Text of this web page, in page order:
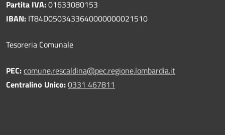
Partita IVA:01633080153
IBAN: IT84D0503433640000000021510
Tesoreria Comunale
PEC:comune.rescaldina@pec.regione.lombardia.it
Centralino Unico:0331 467811